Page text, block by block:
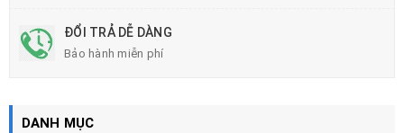
ĐỔI TRẢ DỄ DÀNG
Bảo hành miễn phí
DANH MỤC